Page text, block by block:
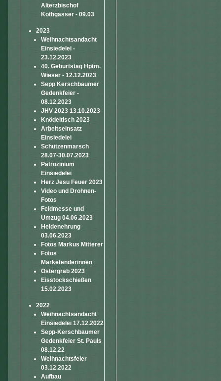
Alterzbischof
Kothgasser - 09.03
2023
Weihnachtsandacht
Einsiedelei -
23.12.2023
40. Geburtstag Hptm.
Wieser - 12.12.2023
Sepp Kerschbaumer
Gedenkfeier -
08.12.2023
JHV 2023 13.10.2023
Knödeltisch 2023
Arbeitseinsatz
Einsiedelei
Schützenmarsch
28.07-30.07.2023
Patrozinium
Einsiedelei
Herz Jesu Feuer 2023
Video und Drohnen-
Fotos
Feldmesse und
Umzug 04.06.2023
Heldenehrung
03.06.2023
Fotos Markus Mitterer
Fotos
Marketenderinnen
Ostergrab 2023
Eisstockschießen
15.02.2023
2022
Weihnachtsandacht
Einsiedelei 17.12.2022
Sepp-Kerschbaumer
Gedenkfeier St. Pauls
08.12.22
Weihnachtsfeier
03.12.2022
Aufbau